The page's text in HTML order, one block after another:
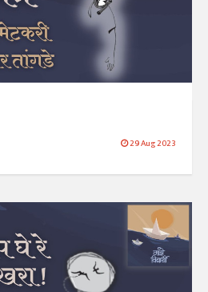
29 Aug 2023